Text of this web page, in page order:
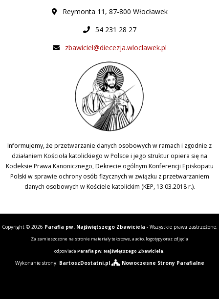
Reymonta 11, 87-800 Włocławek
54 231 28 27
zbawiciel@diecezja.wloclawek.pl
Informujemy, że przetwarzanie danych osobowych w ramach i zgodnie z
działaniem Kościoła katolickiego w Polsce i jego struktur opiera się na
Kodeksie Prawa Kanonicznego, Dekrecie ogólnym Konferencji Episkopatu
Polski w sprawie ochrony osób fizycznych w związku z przetwarzaniem
danych osobowych w Kościele katolickim (KEP, 13.03.2018 r.).
Copyright © 2026 Parafia pw. Najświętszego Zbawiciela - Wszystkie prawa zastrzeżone.
Za zamieszczone na stronie materiały tekstowe, audio, logotypy oraz zdjęcia
odpowiada Parafia pw. Najświętszego Zbawiciela.
Wykonanie strony: BartoszDostatni.pl Nowoczesne Strony Parafialne